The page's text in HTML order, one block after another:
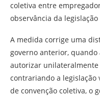
coletiva entre
observância da
A medida corrige uma
governo anterior, quando
autorizar
contrariando a legislação
de convenção coletiva, o